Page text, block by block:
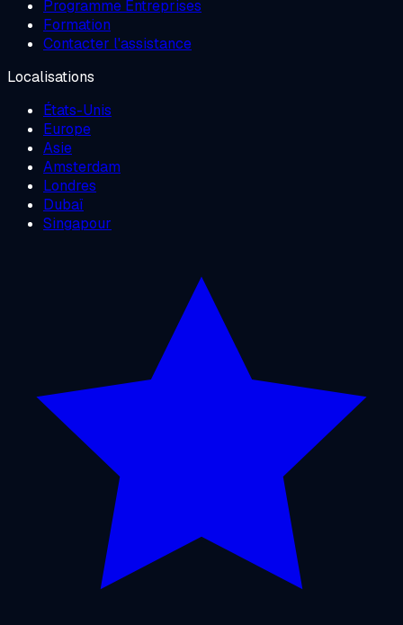
Programme Entreprises
Formation
Contacter l'assistance
Localisations
États-Unis
Europe
Asie
Amsterdam
Londres
Dubaï
Singapour